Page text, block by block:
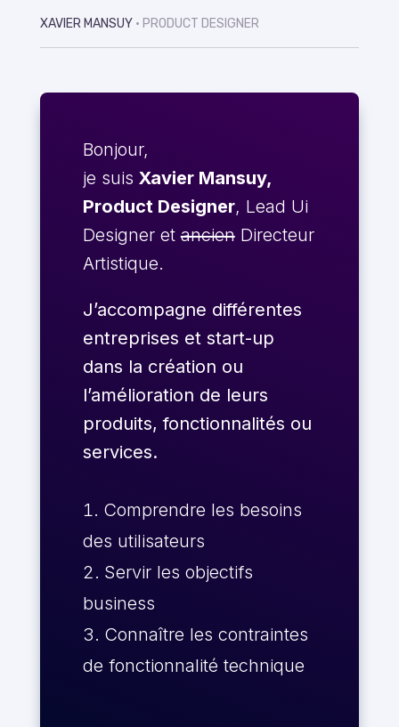
XAVIER MANSUY • PRODUCT DESIGNER
Bonjour,
je suis Xavier Mansuy,
Product Designer, Lead Ui
Designer etancienDirecteur
Artistique.
J’accompagne différentes
entreprises et start-up
dans la création ou
l’amélioration de leurs
produits, fonctionnalités ou
services.
Comprendre les besoins
des utilisateurs
Servir les objectifs
business
Connaître les contraintes
de fonctionnalité technique